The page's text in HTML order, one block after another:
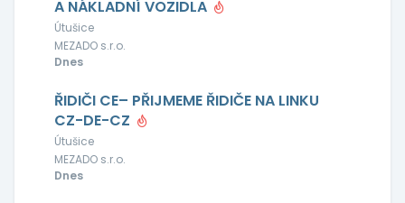
A NÁKLADNÍ VOZIDLA
Útušice
MEZADO s.r.o.
Dnes
ŘIDIČI CE– PŘIJMEME ŘIDIČE NA LINKU
CZ-DE-CZ
Útušice
MEZADO s.r.o.
Dnes